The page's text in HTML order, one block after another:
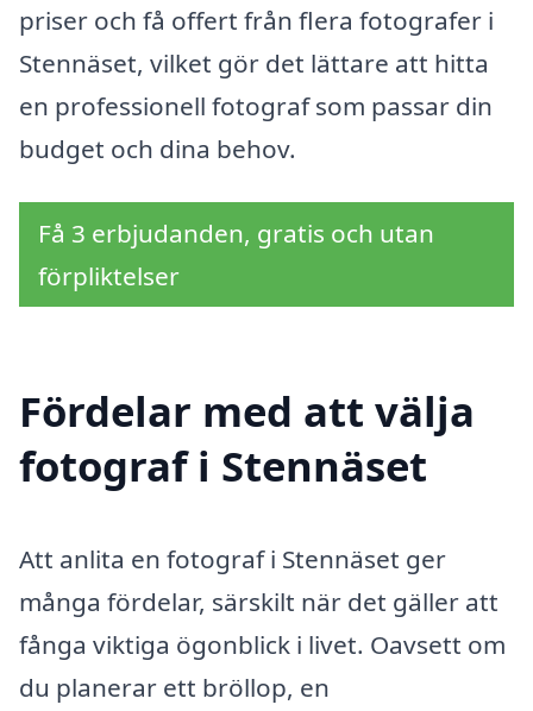
priser och få offert från flera fotografer i
Stennäset, vilket gör det lättare att hitta
en professionell fotograf som passar din
budget och dina behov.
Få 3 erbjudanden, gratis och utan
förpliktelser
Fördelar med att välja
fotograf i Stennäset
Att anlita en fotograf i Stennäset ger
många fördelar, särskilt när det gäller att
fånga viktiga ögonblick i livet. Oavsett om
du planerar ett bröllop, en